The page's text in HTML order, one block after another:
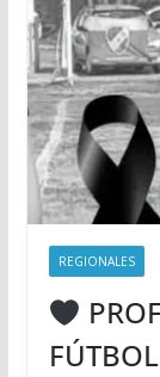
REGIONALES